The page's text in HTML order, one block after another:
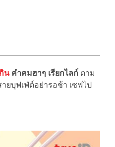
นคำคมฮาๆ เรียกไลก์ ตาม
ยบุฟเฟ่ต์อย่ารอช้า เซฟไป